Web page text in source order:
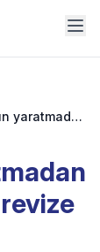
Daha fazla sorun yaratmadan bir eBay listesini nasıl revize edebilirim?